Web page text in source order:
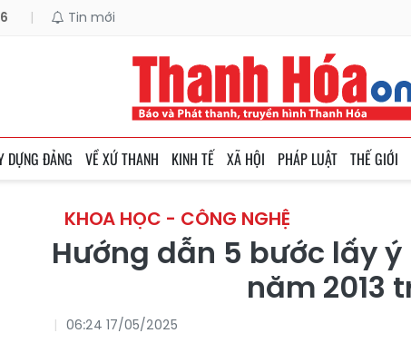
| Tin mới
DỰNG ĐẢNG VỀ XỨ THANH KINH TẾ XÃ HỘI PHÁP LUẬT THẾ GIỚI
KHOA HỌC - CÔNG NGHỆ
Hướng dẫn 5 bước lấy
năm 2013
06:24 17/05/2025